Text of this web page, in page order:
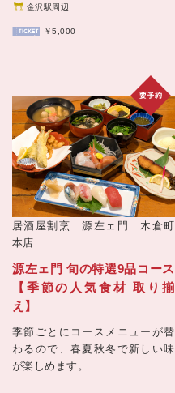
金沢駅周辺
￥5,000
居酒屋割烹 源左ェ門 木倉町
本店
源左ェ門 旬の特選9品コース
【季節の人気食材 取り揃
え】
季節ごとにコースメニューが替
わるので、春夏秋冬で新しい味
が楽しめます。